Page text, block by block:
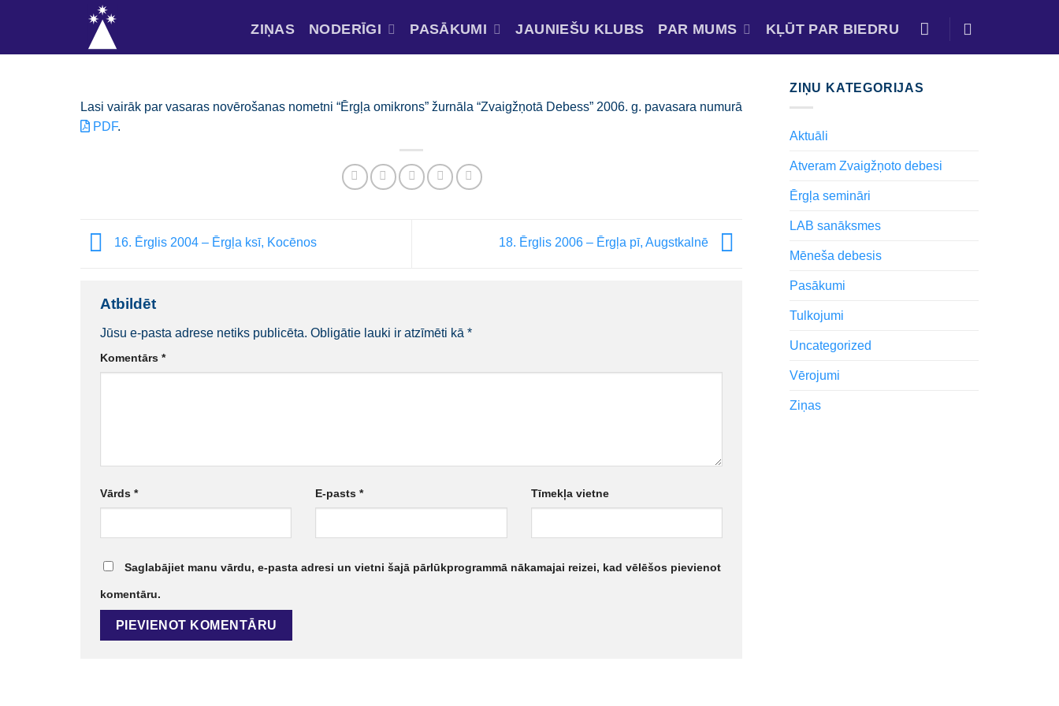
ZIŅAS NODERĪGI PASĀKUMI JAUNIEŠU KLUBS PAR MUMS KĻŪT PAR BIEDRU
Lasi vairāk par vasaras novērošanas nometni “Ērgļa omikrons” žurnāla “Zvaigžņotā Debess” 2006. g. pavasara numurā
PDF.
16. Ērglis 2004 – Ērgļa ksī, Kocēnos 18. Ērglis 2006 – Ērgļa pī, Augstkalnē
Atbildēt
Jūsu e-pasta adrese netiks publicēta. Obligātie lauki ir atzīmēti kā *
Komentārs *
Vārds * E-pasts* Tīmekļa vietne
Saglabājiet manu vārdu, e-pasta adresi un vietni šajā pārlūkprogrammā nākamajai reizei, kad vēlēšos pievienot
komentāru.
ZIŅU KATEGORIJAS
Aktuāli
Atveram Zvaigžņoto debesi
Ērgļa semināri
LAB sanāksmes
Mēneša debesis
Pasākumi
Tulkojumi
Uncategorized
Vērojumi
Ziņas